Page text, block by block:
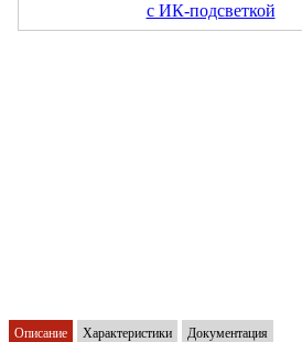
Описание Характеристики Документация